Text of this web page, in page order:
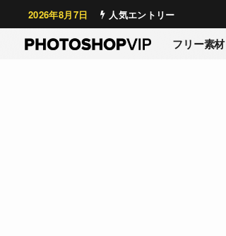
2026年8月7日 人気エントリー
フリー素材